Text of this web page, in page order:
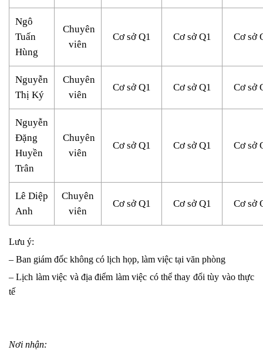
Ngô
Tuấn
Hùng
Chuyên
viên
Cơ sở Q1 Cơ sở Q1 Cơ sở
Nguyễn
Thị Ký
Chuyên
viên
Cơ sở Q1 Cơ sở Q1 Cơ sở
Nguyễn
Đặng
Huyền
Trân
Chuyên
viên
Cơ sở Q1 Cơ sở Q1 Cơ sở
Lê Diệp
Anh
Chuyên
viên
Cơ sở Q1 Cơ sở Q1 Cơ sở
Lưu ý:
– Ban giám đốc không có lịch họp, làm việc tại văn phòng
– Lịch làm việc và địa điểm làm việc có thể thay đổi tùy vào thực
tế
Nơi nhận: